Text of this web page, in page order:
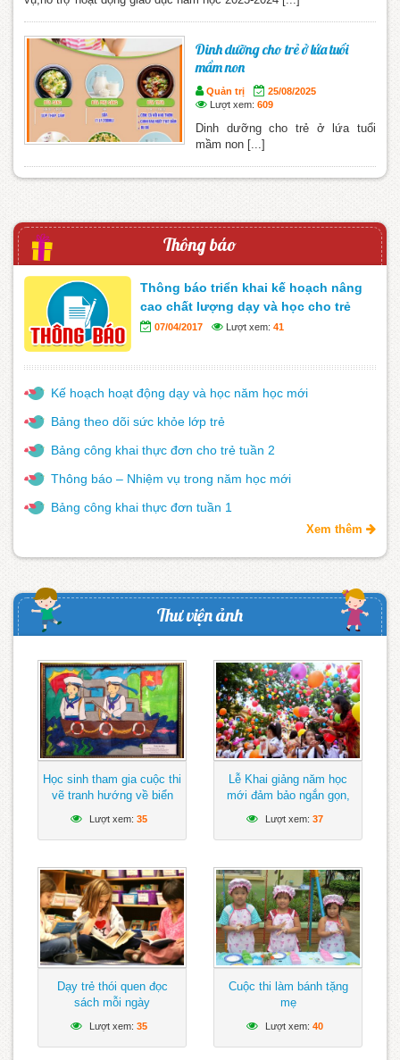
Dinh dưỡng cho trẻ ở lứa tuổi
mầm non
Quản trị
25/08/2025
Lượt xem: 609
Dinh dưỡng cho trẻ ở lứa tuổi
mầm non [...]
Thông báo
Thông báo triển khai kế hoạch nâng
cao chất lượng dạy và học cho trẻ
07/04/2017 Lượt xem: 41
Kế hoạch hoạt động dạy và học năm học mới
Bảng theo dõi sức khỏe lớp trẻ
Bảng công khai thực đơn cho trẻ tuần 2
Thông báo – Nhiệm vụ trong năm học mới
Bảng công khai thực đơn tuần 1
Xem thêm
Thư viện ảnh
Học sinh tham gia cuộc thi
vẽ tranh hướng về biển
Lượt xem: 35
Lễ Khai giảng năm học
mới đảm bảo ngắn gọn,
Lượt xem: 37
Dạy trẻ thói quen đọc
sách mỗi ngày
Lượt xem: 35
Cuộc thi làm bánh tặng
mẹ
Lượt xem: 40